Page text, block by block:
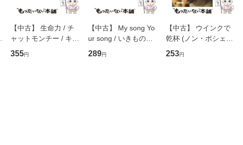
【中古】 生命力 / チ
ャットモンチー / キュ
ーンレコード [CD]
【メール便送料無料】
355円
【中古】 My song Yo
ur song / いきものが
かり / [CD]【メール便
送料無料】
289円
【中古】 ウインクで
乾杯 (ノン・ポシェッ
ト) / 東野圭吾 / 祥伝
社 [文庫]【メール便送
253円